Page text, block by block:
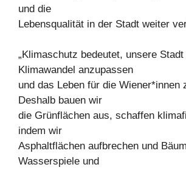
und die
Lebensqualität in der Stadt weiter
„Klimaschutz bedeutet, unsere Stadt
Klimawandel anzupassen
und das Leben für die Wiener*innen
Deshalb bauen wir
die Grünflächen aus, schaffen
indem wir
Asphaltflächen aufbrechen und
Wasserspiele und